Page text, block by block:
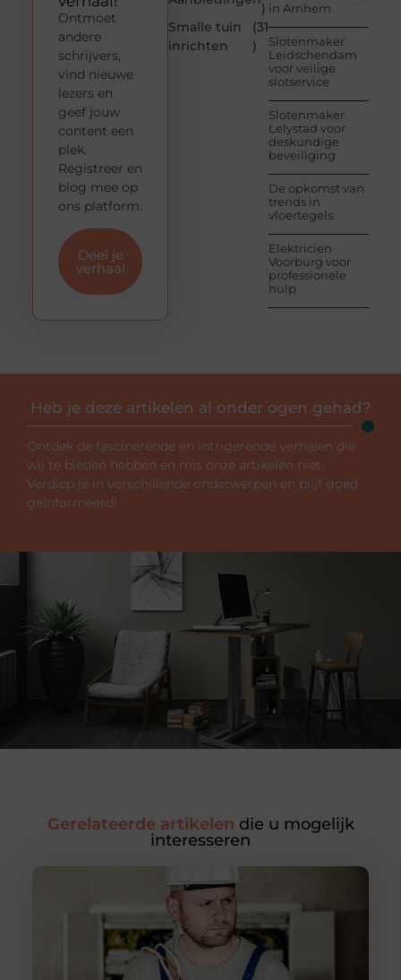
)
Smalle tuin
inrichten
(31
)
in Arnhem
Slotenmaker
Leidschendam
voor veilige
slotservice
Slotenmaker
Lelystad voor
deskundige
beveiliging
De opkomst van
trends in
vloertegels
Elektricien
Voorburg voor
professionele
hulp
Ontmoet
andere
schrijvers,
vind nieuwe
lezers en
geef jouw
content een
plek.
Registreer en
blog mee op
ons platform.
Deel je
verhaal
Heb je deze artikelen al onder ogen gehad?
Ontdek de fascinerende en intrigerende verhalen die
wij te bieden hebben en mis onze artikelen niet.
Verdiep je in verschillende onderwerpen en blijf goed
geïnformeerd!
Gerelateerde artikelen die u mogelijk
interesseren